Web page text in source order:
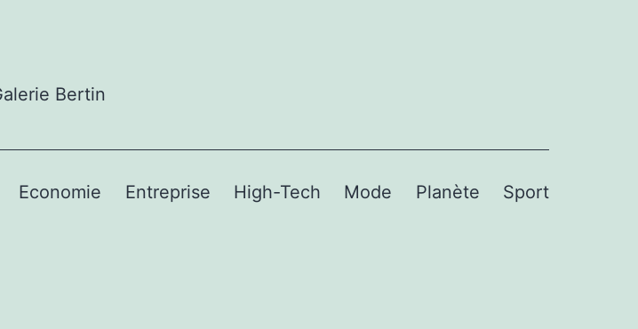
Economie Entreprise High-Tech Mode Planète Sport